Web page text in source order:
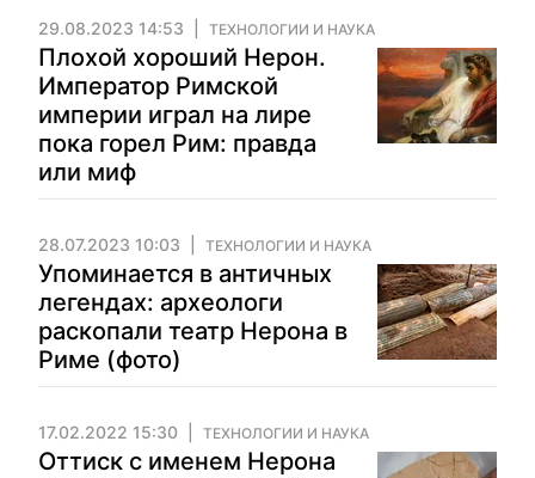
29.08.2023 14:53 ТЕХНОЛОГИИ И НАУКА
Плохой хороший Нерон.
Император Римской
империи играл на лире
пока горел Рим: правда
или миф
28.07.2023 10:03 ТЕХНОЛОГИИ И НАУКА
Упоминается в античных
легендах: археологи
раскопали театр Нерона в
Риме (фото)
17.02.2022 15:30 ТЕХНОЛОГИИ И НАУКА
Оттиск с именем Нерона